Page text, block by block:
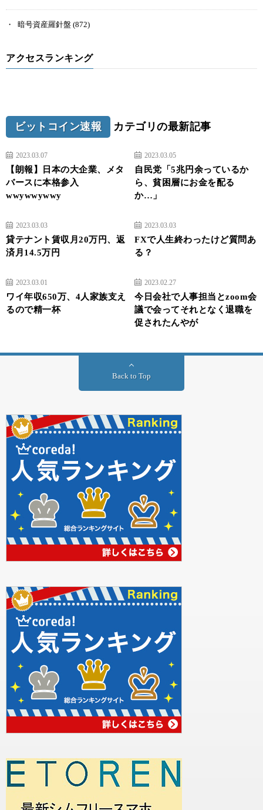
暗号資産羅針盤 (872)
アクセスランキング
ビットコイン速報 カテゴリの最新記事
2023.03.07
【朗報】日本の大企業、メタ
バースに本格参入
wwywwywwy
2023.03.05
自民党「5兆円余っているか
ら、貧困層にお金を配る
か…」
2023.03.03
貸テナント賃収月20万円、返
済月14.5万円
2023.03.03
FXで人生終わったけど質問あ
る？
2023.03.01
ワイ年収650万、4人家族支え
るので精一杯
2023.02.27
今日会社で人事担当とzoom会
議で会ってそれとなく退職を
促されたんやが
Back to Top